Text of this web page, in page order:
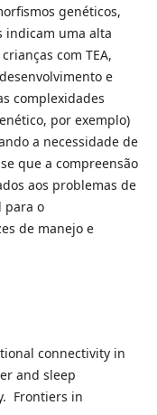
genéticos,
indicam uma alta
com TEA,
e
complexidades
por exemplo)
a necessidade de
que a compreensão
aos problemas de
para o
de manejo e
connectivity in
and sleep
Frontiers in